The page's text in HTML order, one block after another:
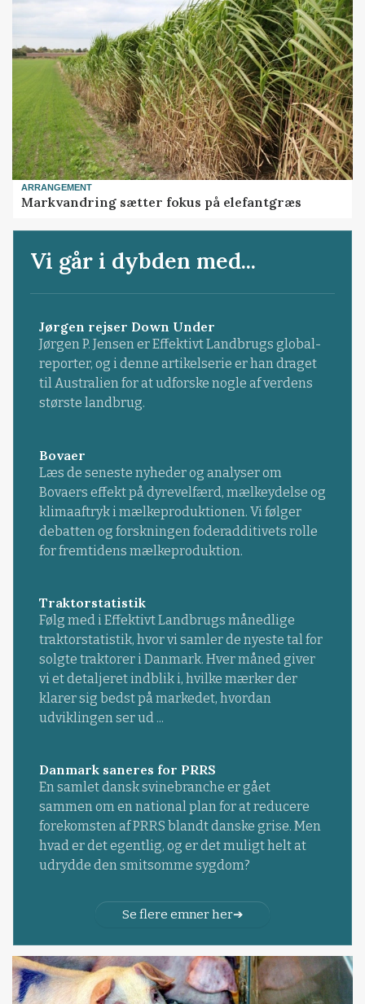
ARRANGEMENT
Markvandring sætter fokus på elefantgræs
Vi går i dybden med...
Jørgen rejser Down Under
Jørgen P. Jensen er Effektivt Landbrugs global-
reporter, og i denne artikelserie er han draget
til Australien for at udforske nogle af verdens
største landbrug.
Bovaer
Læs de seneste nyheder og analyser om
Bovaers effekt på dyrevelfærd, mælkeydelse og
klimaaftryk i mælkeproduktionen. Vi følger
debatten og forskningen foderadditivets rolle
for fremtidens mælkeproduktion.
Traktorstatistik
Følg med i Effektivt Landbrugs månedlige
traktorstatistik, hvor vi samler de nyeste tal for
solgte traktorer i Danmark. Hver måned giver
vi et detaljeret indblik i, hvilke mærker der
klarer sig bedst på markedet, hvordan
udviklingen ser ud ...
Danmark saneres for PRRS
En samlet dansk svinebranche er gået
sammen om en national plan for at reducere
forekomsten af PRRS blandt danske grise. Men
hvad er det egentlig, og er det muligt helt at
udrydde den smitsomme sygdom?
Se flere emner her